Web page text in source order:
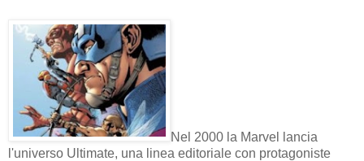
Nel 2000 la Marvel lancia
l'universo Ultimate, una linea editoriale con protagoniste